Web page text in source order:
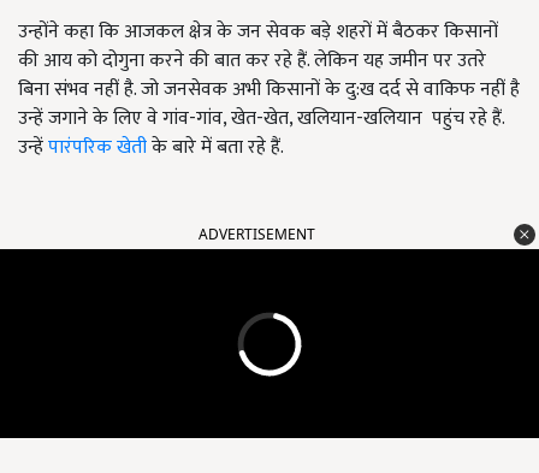
उन्होंने कहा कि आजकल क्षेत्र के जन सेवक बड़े शहरों में बैठकर किसानों
की आय को दोगुना करने की बात कर रहे हैं. लेकिन यह जमीन पर उतरे
बिना संभव नहीं है. जो जनसेवक अभी किसानों के दु:ख दर्द से वाकिफ नहीं है
उन्हें जगाने के लिए वे गांव-गांव, खेत-खेत, खलियान-खलियान पहुंच रहे हैं.
उन्हेंपारंपरिक खेतीके बारे में बता रहे हैं.
ADVERTISEMENT